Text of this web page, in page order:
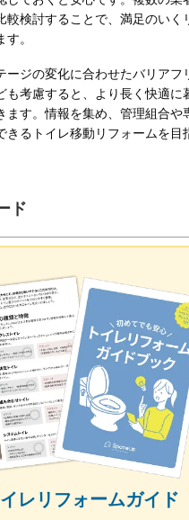
較検討することで、満足のいく
。
ージの変化に合わせたバリアフ
も考慮すると、より長く快適に
ます。情報を集め、管理組合や
きるトイレ移動リフォームを目
ド
イレリフォームガイド